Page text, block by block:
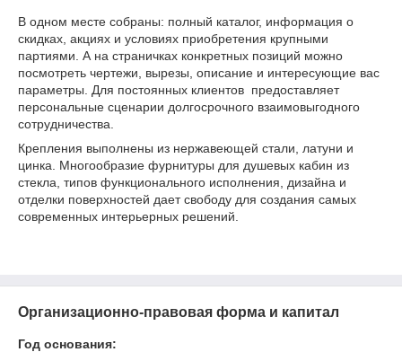
В одном месте собраны: полный каталог, информация о
скидках, акциях и условиях приобретения крупными
партиями. А на страничках конкретных позиций можно
посмотреть чертежи, вырезы, описание и интересующие вас
параметры. Для постоянных клиентов предоставляет
персональные сценарии долгосрочного взаимовыгодного
сотрудничества.
Крепления выполнены из нержавеющей стали, латуни и
цинка. Многообразие фурнитуры для душевых кабин из
стекла, типов функционального исполнения, дизайна и
отделки поверхностей дает свободу для создания самых
современных интерьерных решений.
Организационно-правовая форма и капитал
Год основания: